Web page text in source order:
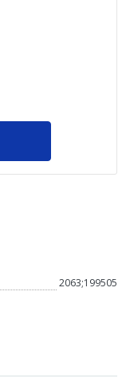
2063;199505